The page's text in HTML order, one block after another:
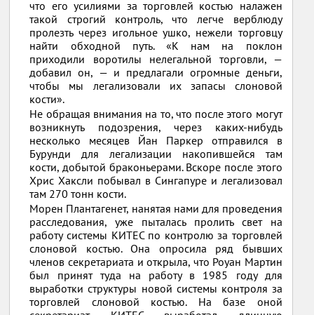
что его усилиями за торговлей костью налажен
такой строгий контроль, что легче верблюду
пролезть через игольное ушко, нежели торговцу
найти обходной путь. «К нам на поклон
приходили воротилы нелегальной торговли, —
добавил он, — и предлагали огромные деньги,
чтобы мы легализовали их запасы слоновой
кости».
Не обращая внимания на то, что после этого могут
возникнуть подозрения, через каких-нибудь
несколько месяцев Йан Паркер отправился в
Бурунди для легализации накопившейся там
кости, добытой браконьерами. Вскоре после этого
Хрис Хаксли побывал в Сингапуре и легализовал
там 270 тонн кости.
Морен Плантагенет, нанятая нами для проведения
расследования, уже пыталась пролить свет на
работу системы КИТЕС по контролю за торговлей
слоновой костью. Она опросила ряд бывших
членов секретариата и открыла, что Роуан Мартин
был принят туда на работу в 1985 году для
выработки структуры новой системы контроля за
торговлей слоновой костью. На базе оной